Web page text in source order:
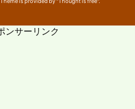
ンサーリンク